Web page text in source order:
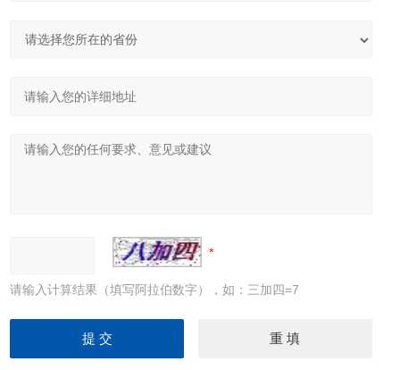
请输入计算结果（填写阿拉伯数字），如：三加四=7